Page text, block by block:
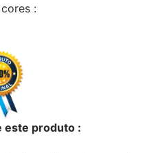
:
este produto :